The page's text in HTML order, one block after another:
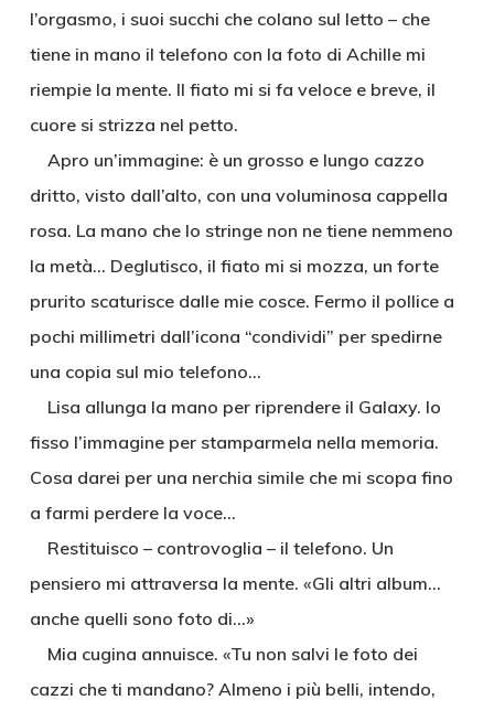
l’orgasmo, i suoi succhi che colano sul letto – che
tiene in mano il telefono con la foto di Achille mi
riempie la mente. Il fiato mi si fa veloce e breve, il
cuore si strizza nel petto.
Apro un’immagine: è un grosso e lungo cazzo
dritto, visto dall’alto, con una voluminosa cappella
rosa. La mano che lo stringe non ne tiene nemmeno
la metà… Deglutisco, il fiato mi si mozza, un forte
prurito scaturisce dalle mie cosce. Fermo il pollice a
pochi millimetri dall’icona “condividi” per spedirne
una copia sul mio telefono…
Lisa allunga la mano per riprendere il Galaxy. Io
fisso l’immagine per stamparmela nella memoria.
Cosa darei per una nerchia simile che mi scopa fino
a farmi perdere la voce…
Restituisco – controvoglia – il telefono. Un
pensiero mi attraversa la mente. «Gli altri album…
anche quelli sono foto di…»
Mia cugina annuisce. «Tu non salvi le foto dei
cazzi che ti mandano? Almeno i più belli, intendo,